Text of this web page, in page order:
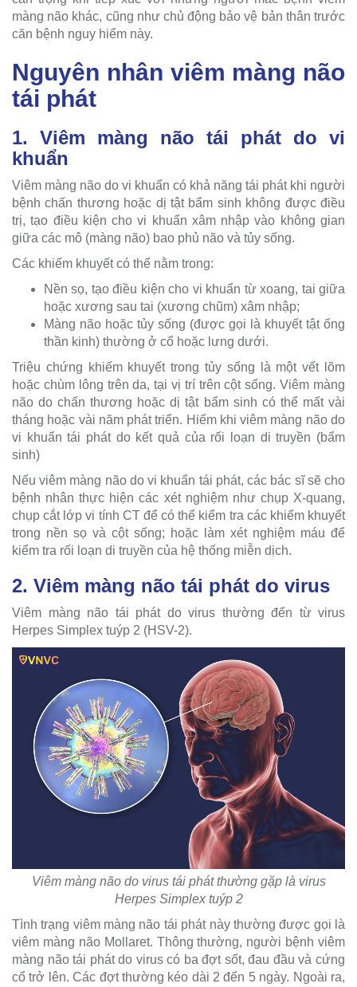
màng não khác, cũng như chủ động bảo vệ bản thân trước
căn bệnh nguy hiểm này.
Nguyên nhân viêm màng não
tái phát
1. Viêm màng não tái phát do vi
khuẩn
Viêm màng não do vi khuẩn có khả năng tái phát khi người
bệnh chấn thương hoặc dị tật bẩm sinh không được điều
trị, tạo điều kiện cho vi khuẩn xâm nhập vào không gian
giữa các mô (màng não) bao phủ não và tủy sống.
Các khiếm khuyết có thể nằm trong:
Nền sọ, tạo điều kiện cho vi khuẩn từ xoang, tai giữa
hoặc xương sau tai (xương chũm) xâm nhập;
Màng não hoặc tủy sống (được gọi là khuyết tật ống
thần kinh) thường ở cổ hoặc lưng dưới.
Triệu chứng khiếm khuyết trong tủy sống là một vết lõm
hoặc chùm lông trên da, tại vị trí trên cột sống. Viêm màng
não do chấn thương hoặc dị tật bẩm sinh có thể mất vài
tháng hoặc vài năm phát triển. Hiếm khi viêm màng não do
vi khuẩn tái phát do kết quả của rối loạn di truyền (bẩm
sinh)
Nếu viêm màng não do vi khuẩn tái phát, các bác sĩ sẽ cho
bệnh nhân thực hiện các xét nghiệm như chụp X-quang,
chụp cắt lớp vi tính CT để có thể kiểm tra các khiếm khuyết
trong nền sọ và cột sống; hoặc làm xét nghiệm máu để
kiểm tra rối loạn di truyền của hệ thống miễn dịch.
2. Viêm màng não tái phát do virus
Viêm màng não tái phát do virus thường đến từ virus
Herpes Simplex tuýp 2 (HSV-2).
Viêm màng não do virus tái phát thường gặp là virus
Herpes Simplex tuýp 2
Tình trạng viêm màng não tái phát này thường được gọi là
viêm màng não Mollaret. Thông thường, người bệnh viêm
màng não tái phát do virus có ba đợt sốt, đau đầu và cứng
cổ trở lên. Các đợt thường kéo dài 2 đến 5 ngày. Ngoài ra,